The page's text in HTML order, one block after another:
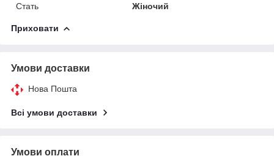
Стать
Жіночий
Приховати
Умови доставки
Нова Пошта
Всі умови доставки
Умови оплати